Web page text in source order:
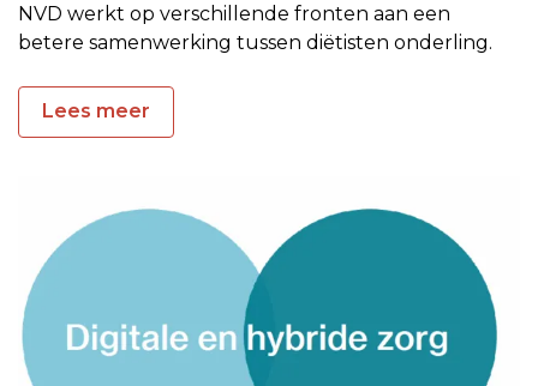
NVD werkt op verschillende fronten aan een
betere samenwerking tussen diëtisten onderling.
Lees meer